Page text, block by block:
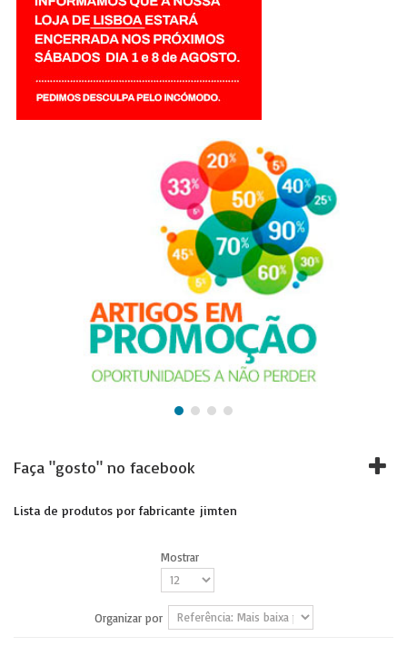
Faça "gosto" no facebook
Lista de produtos por fabricante jimten
Mostrar
Organizar por